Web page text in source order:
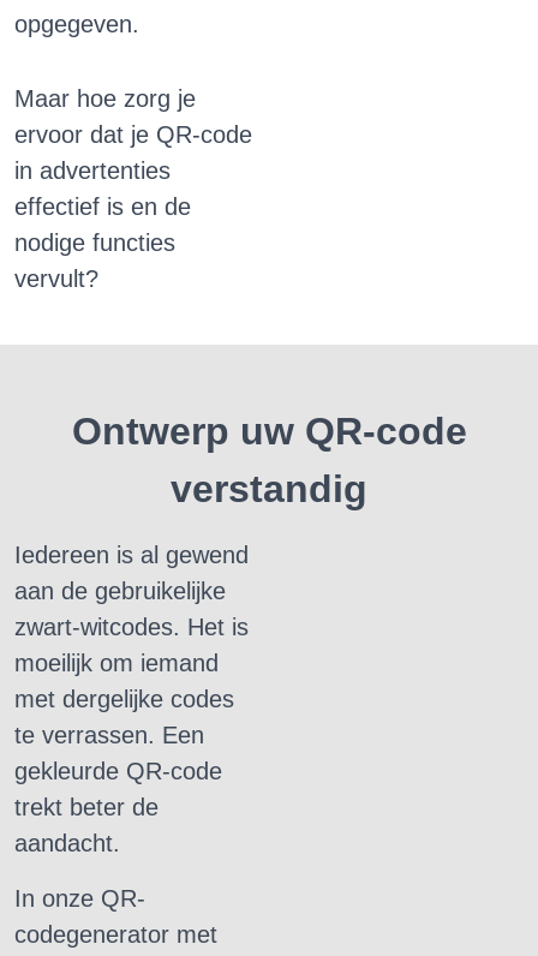
opgegeven.
Maar hoe zorg je
ervoor dat je QR-code
in advertenties
effectief is en de
nodige functies
vervult?
Ontwerp uw QR-code
verstandig
Iedereen is al gewend
aan de gebruikelijke
zwart-witcodes. Het is
moeilijk om iemand
met dergelijke codes
te verrassen. Een
gekleurde QR-code
trekt beter de
aandacht.
In onze QR-
codegenerator met